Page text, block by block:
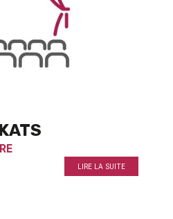
LIRE LA SUITE